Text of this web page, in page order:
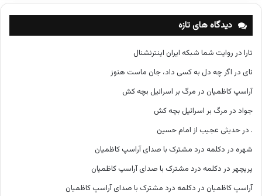
ه‌
ه
دیدگاه های تازه
تارا در روایت شما شبکه ایران اینترنشنال
نای در اگر چه دل به کسی داد، جان ماست هنوز
آراسپ کاظمیان در مرگ بر اسرائیل بچه کش
جواد در مرگ بر اسرائیل بچه کش
. در حدیثی عجیب از امام حسین
شهره در دکلمه درد مشترک با صدای آراسپ کاظمیان
پریچهر در دکلمه درد مشترک با صدای آراسپ کاظمیان
آراسپ کاظمیان در دکلمه درد مشترک با صدای آراسپ کاظمیان